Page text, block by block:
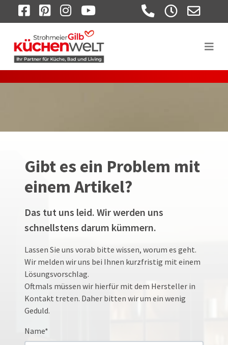
FACEBOOKPINTERESTINSTAGRAMYOUTUBE
Gibt es ein Problem mit
einem Artikel?
Das tut uns leid. Wir werden uns
schnellstens darum kümmern.
Lassen Sie uns vorab bitte wissen, worum es geht.
Wir melden wir uns bei Ihnen kurzfristig mit einem
Lösungsvorschlag.
Oftmals müssen wir hierfür mit dem Hersteller in
Kontakt treten. Daher bitten wir um ein wenig
Geduld.
Name*